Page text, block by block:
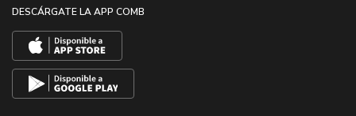
DESCÁRGATE LA APP COMB